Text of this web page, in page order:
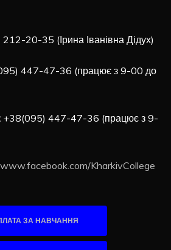
20-35 (Ірина Іванівна Дідух)
447-47-36 (працює з 9-00 до
+38(095) 447-47-36 (працює з 9-
www.facebook.com/KharkivCollege
ЗА НАВЧАННЯ